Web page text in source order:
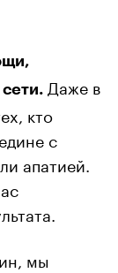
Даже в
кто
с
апатией.
мы